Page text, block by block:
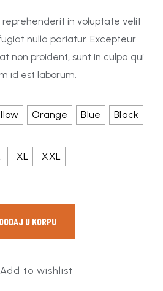
reprehenderit in voluptate velit
nulla pariatur. Excepteur
non proident, sunt in culpa qui
id est laborum.
Orange Blue Black
XL XXL
DODAJ U KORPU
Add to wishlist